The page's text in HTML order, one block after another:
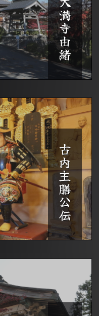
大満寺由緒
古内主膳公伝